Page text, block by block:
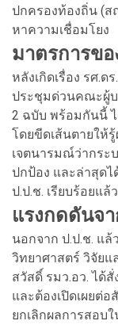
ปกครองท้องถิ่น (ส
หาความเชื่อมโยง
มาตรการขอ
หลังเกิดเรื่อง รศ.ด
ประชุมด่วนคณะผู้
2 ฉบับ พร้อมกันนี้
โดยขีดเส้นตายให้
เจตนารมณ์ว่ากระ
ปกป้อง และล่าสุด
ป.ป.ช. เรียบร้อยแล้ว
แรงกดดันจ
นอกจาก ป.ป.ช. แ
วิทยาศาสตร์ วิจัยแ
สวัสดิ์ รมว.อว. ได้
และต้องเปิดเผยต่
ยกเลิกผลการสอบ